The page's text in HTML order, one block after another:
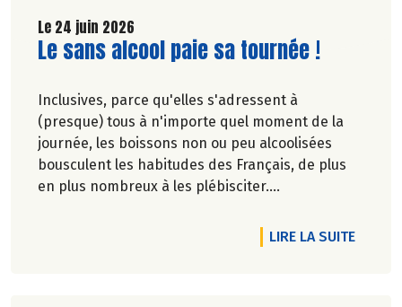
Le 24 juin 2026
Lire la suite de l'article
Le sans alcool paie sa tournée !
Inclusives, parce qu'elles s'adressent à
(presque) tous à n'importe quel moment de la
journée, les boissons non ou peu alcoolisées
bousculent les habitudes des Français, de plus
en plus nombreux à les plébisciter.
LIRE LA SUITEDE